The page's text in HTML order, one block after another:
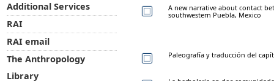
A new narrative about contact
southwestern Puebla, Mexico
Paleografía y traducción del
Additional Services
RAI
RAI email
The Anthropology
Library